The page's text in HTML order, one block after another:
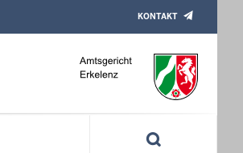
KONTAKT